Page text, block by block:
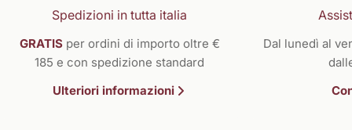
Spedizioni in tutta italia
GRATIS per ordini di importo oltre €
185 e con spedizione standard
Ulteriori informazioni
Dal lunedì al